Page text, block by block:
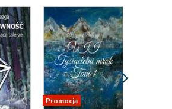
Promocja